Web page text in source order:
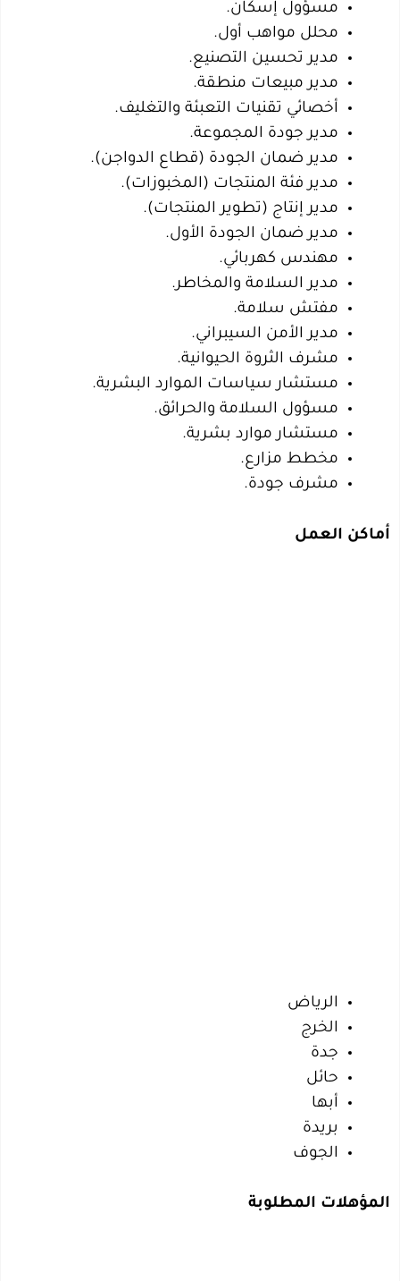
مسؤول إسكان.
محلل مواهب أول.
مدير تحسين التصنيع.
مدير مبيعات منطقة.
أخصائي تقنيات التعبئة والتغليف.
مدير جودة المجموعة.
مدير ضمان الجودة (قطاع الدواجن).
مدير فئة المنتجات (المخبوزات).
مدير إنتاج (تطوير المنتجات).
مدير ضمان الجودة الأول.
مهندس كهربائي.
مدير السلامة والمخاطر.
مفتش سلامة.
مدير الأمن السيبراني.
مشرف الثروة الحيوانية.
مستشار سياسات الموارد البشرية.
مسؤول السلامة والحرائق.
مستشار موارد بشرية.
مخطط مزارع.
مشرف جودة.
أماكن العمل
الرياض
الخرج
جدة
حائل
أبها
بريدة
الجوف
المؤهلات المطلوبة